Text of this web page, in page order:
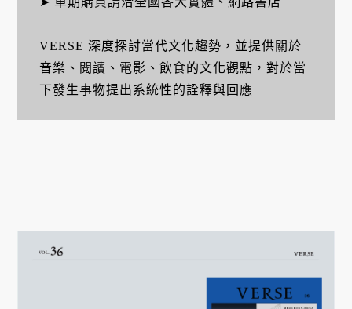
VERSE 深度探討當代文化趨勢，並提供關於
音樂、閱讀、電影、飲食的文化觀點，對於當
下發生事物提出系統性的詮釋與回應